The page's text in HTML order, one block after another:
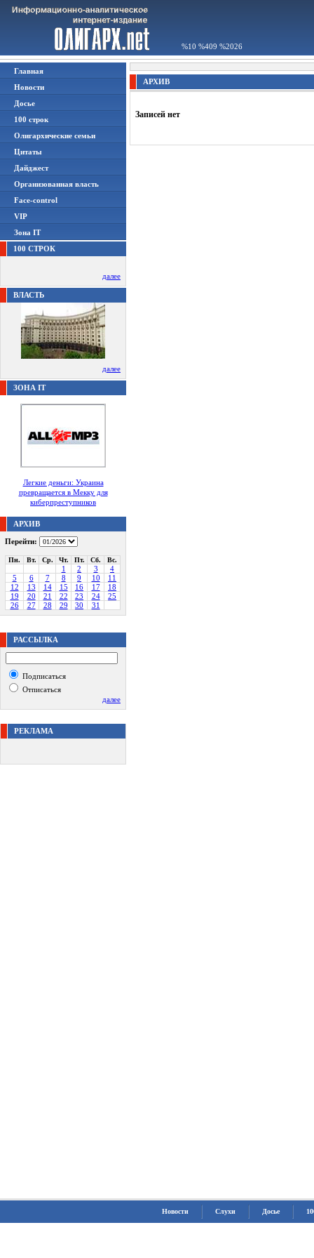
%10 %409 %2026
Главная
Новости
Досье
100 строк
Олигархические семьи
Цитаты
Дайджест
Организованная власть
Face-control
VIP
Зона IT
100 СТРОК
далее
ВЛАСТЬ
далее
ЗОНА IT
Легкие деньги: Украина
превращается в Мекку для
киберпреступников
АРХИВ
Перейти:
Пн. Вт. Ср. Чт. Пт. Сб. Вс.
1 2 3
4
5
6 7 8 9 10
11
12
13 14 15 16 17
18
19
20 21 22 23 24
25
26
27 28 29 30 31
РАССЫЛКА
Подписаться
Отписаться
далее
РЕКЛАМА
АРХИВ
Записей нет
Новости Слухи Досье